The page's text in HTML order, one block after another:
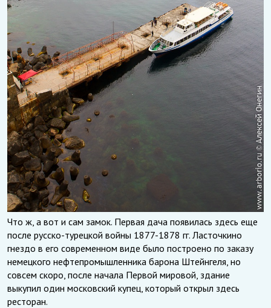
Что ж, а вот и сам замок. Первая дача появилась здесь еще
после русско-турецкой войны 1877-1878 гг. Ласточкино
гнездо в его современном виде было построено по заказу
немецкого нефтепромышленника барона Штейнгеля, но
совсем скоро, после начала Первой мировой, здание
выкупил один московский купец, который открыл здесь
ресторан.